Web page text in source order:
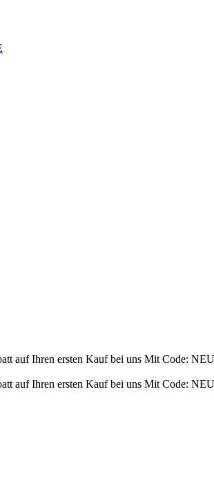
auf Ihren ersten Kauf bei uns Mit Code:
auf Ihren ersten Kauf bei uns Mit Code: